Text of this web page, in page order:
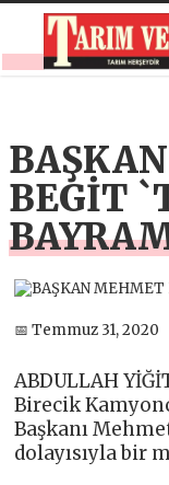
BEGİT
📅 Temmuz 31, 2020
ABDULLAH
Birecik
Başkanı
dolayısıyla bir